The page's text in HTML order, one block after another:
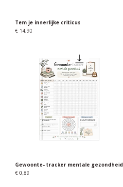
Snel overzicht
Tem je innerlijke criticus
Prijs
€ 14,90
Snel overzicht
Gewoonte- tracker mentale gezondheid
Prijs
€ 0,89